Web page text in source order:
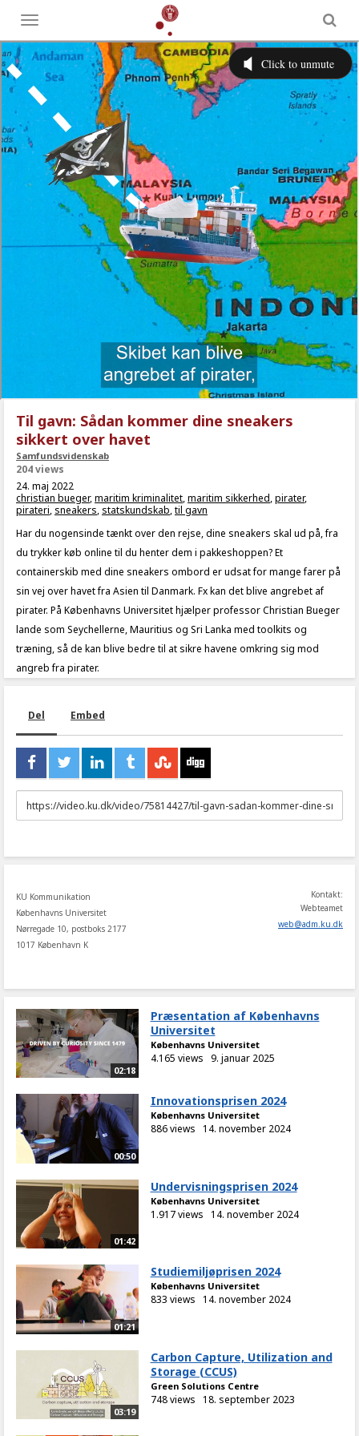
Toggle
menu
Til gavn: Sådan kommer dine sneakers
sikkert over havet
Samfundsvidenskab
204 views
24. maj 2022
christian bueger,maritim kriminalitet,maritim sikkerhed,pirater,
pirateri, sneakers, statskundskab,til gavn
Har du nogensinde tænkt over den rejse, dine sneakers skal ud på, fra
du trykker køb online til du henter dem i pakkeshoppen? Et
containerskib med dine sneakers ombord er udsat for mange farer på
sin vej over havet fra Asien til Danmark. Fx kan det blive angrebet af
pirater. På Københavns Universitet hjælper professor Christian Bueger
lande som Seychellerne, Mauritius og Sri Lanka med toolkits og
træning, så de kan blive bedre til at sikre havene omkring sig mod
angreb fra pirater.
Del Embed
URL
to
KU Kommunikation
Københavns Universitet
Nørregade 10, postboks 2177
1017 København K
Kontakt:
Webteamet
web@adm.ku.dk
02:18
Præsentation af Københavns
Universitet
Københavns Universitet
4.165 views 9. januar 2025
00:50
Innovationsprisen 2024
Københavns Universitet
886 views 14. november 2024
01:42
Undervisningsprisen 2024
Københavns Universitet
1.917 views 14. november 2024
01:21
Studiemiljøprisen 2024
Københavns Universitet
833 views 14. november 2024
03:19
Carbon Capture, Utilization and
Storage (CCUS)
Green Solutions Centre
748 views 18. september 2023